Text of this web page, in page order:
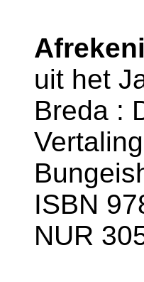
uit het
Breda :
ISBN
NUR